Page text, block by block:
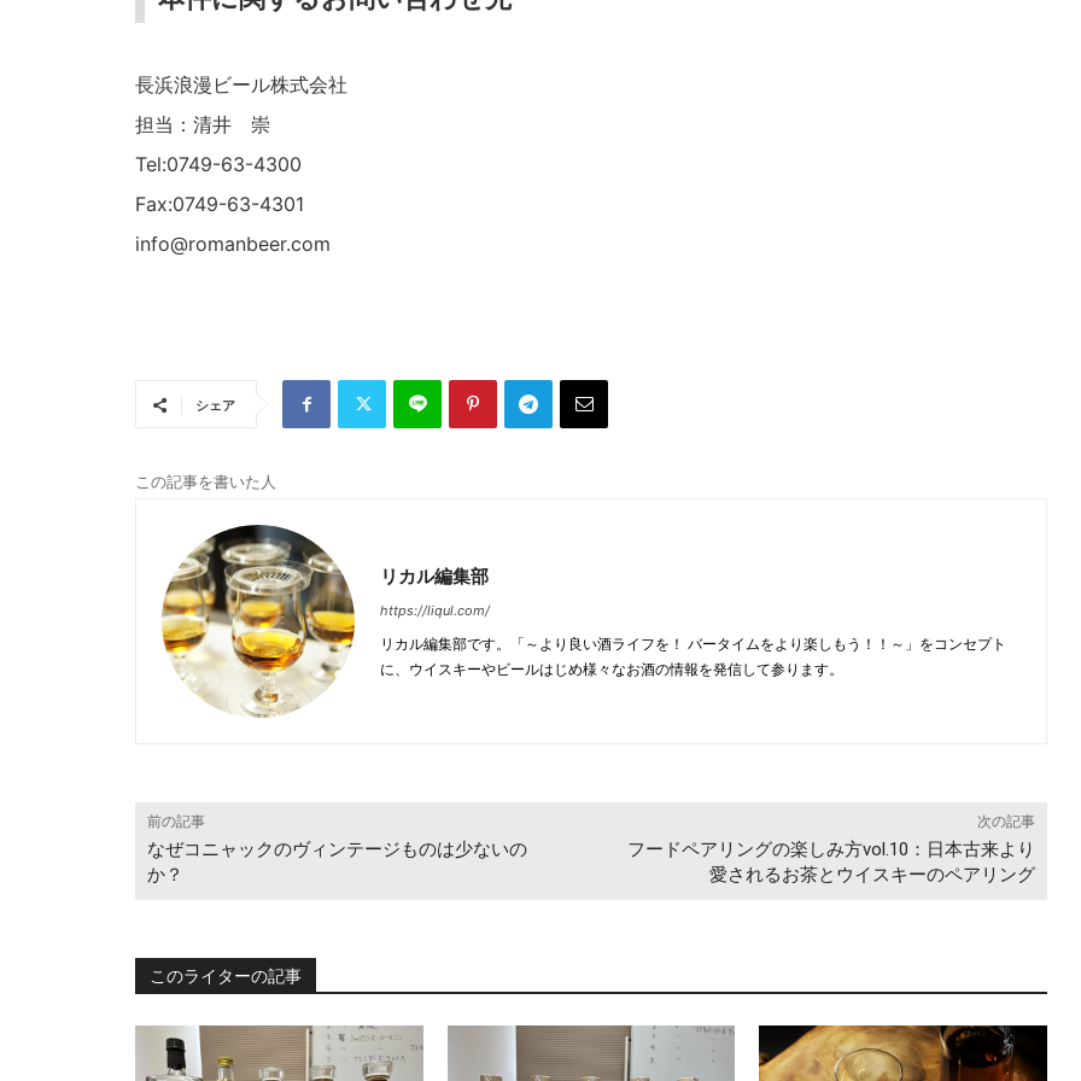
長浜浪漫ビール株式会社
担当：清井 崇
Tel:0749-63-4300
Fax:0749-63-4301
info@romanbeer.com
シェア
この記事を書いた人
リカル編集部
https://liqul.com/
リカル編集部です。「～より良い酒ライフを！ バータイムをより楽しもう！！～」をコンセプト
に、ウイスキーやビールはじめ様々なお酒の情報を発信して参ります。
前の記事
なぜコニャックのヴィンテージものは少ないの
か？
次の記事
フードペアリングの楽しみ方vol.10：日本古来より
愛されるお茶とウイスキーのペアリング
このライターの記事